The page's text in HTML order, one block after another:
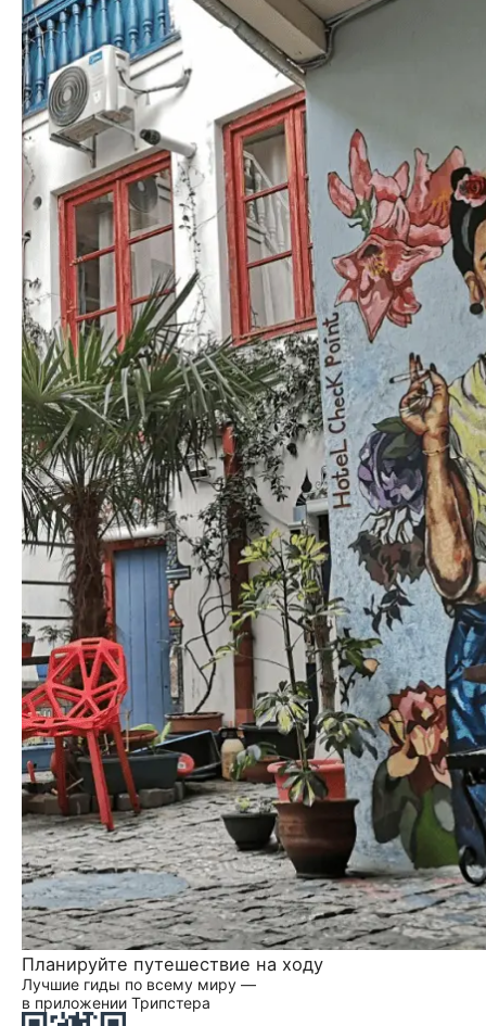
Планируйте путешествие на ходу
Лучшие гиды по всему миру —
в приложении Трипстера